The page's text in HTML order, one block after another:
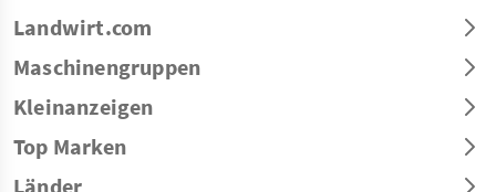
Landwirt.com
Maschinengruppen
Kleinanzeigen
Top Marken
Länder